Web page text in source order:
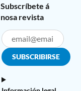
Subscríbete á
nosa revista